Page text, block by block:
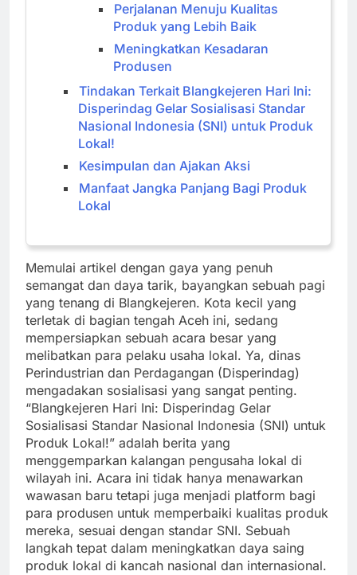
Perjalanan Menuju Kualitas
Produk yang Lebih Baik
Meningkatkan Kesadaran
Produsen
Tindakan Terkait Blangkejeren Hari Ini:
Disperindag Gelar Sosialisasi Standar
Nasional Indonesia (SNI) untuk Produk
Lokal!
Kesimpulan dan Ajakan Aksi
Manfaat Jangka Panjang Bagi Produk
Lokal
Memulai artikel dengan gaya yang penuh
semangat dan daya tarik, bayangkan sebuah pagi
yang tenang di Blangkejeren. Kota kecil yang
terletak di bagian tengah Aceh ini, sedang
mempersiapkan sebuah acara besar yang
melibatkan para pelaku usaha lokal. Ya, dinas
Perindustrian dan Perdagangan (Disperindag)
mengadakan sosialisasi yang sangat penting.
“Blangkejeren Hari Ini: Disperindag Gelar
Sosialisasi Standar Nasional Indonesia (SNI) untuk
Produk Lokal!” adalah berita yang
menggemparkan kalangan pengusaha lokal di
wilayah ini. Acara ini tidak hanya menawarkan
wawasan baru tetapi juga menjadi platform bagi
para produsen untuk memperbaiki kualitas produk
mereka, sesuai dengan standar SNI. Sebuah
langkah tepat dalam meningkatkan daya saing
produk lokal di kancah nasional dan internasional.